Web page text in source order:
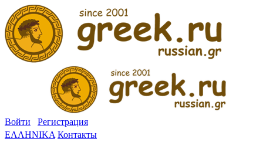
Войти
Регистрация
ΕΛΛΗΝΙΚΑ Контакты